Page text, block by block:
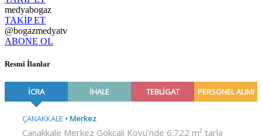
medyabogaz
TAKİP ET
@bogazmedyatv
ABONE OL
Resmî İlanlar